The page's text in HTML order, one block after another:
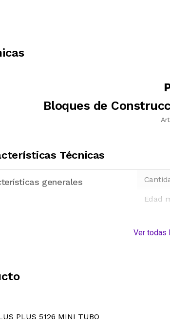
Bloques de
Técnicas
generales
Edad
Ver todas
PLUS 5126 MINI TUBO